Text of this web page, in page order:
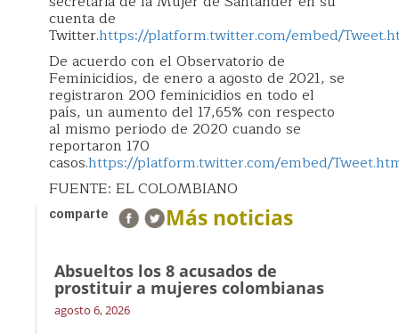
cuenta de
Twitter.https://platform.twitter.com/embed/
De acuerdo con el Observatorio de
Feminicidios, de enero a agosto de 2021, se
registraron 200 feminicidios en todo el
país, un aumento del 17,65% con respecto
al mismo periodo de 2020 cuando se
reportaron 170
casos.https://platform.twitter.com/embed/
FUENTE: EL COLOMBIANO
comparte Más noticias
Absueltos los 8 acusados de
prostituir a mujeres colombianas
agosto 6, 2026